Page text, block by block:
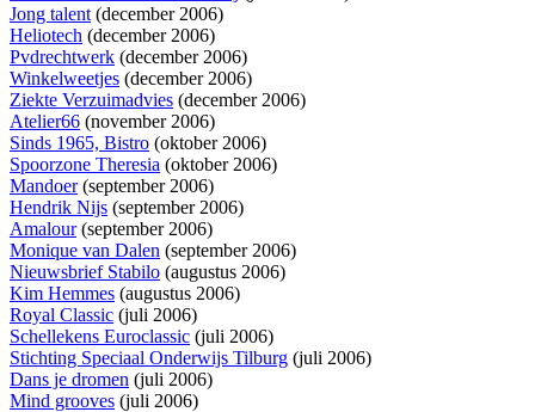
Jong talent(december 2006)
Heliotech (december 2006)
Pvdrechtwerk (december 2006)
Winkelweetjes (december 2006)
Ziekte Verzuimadvies (december 2006)
Atelier66 (november 2006)
Sinds 1965, Bistro (oktober 2006)
Spoorzone Theresia (oktober 2006)
Mandoer(september 2006)
Hendrik Nijs (september 2006)
Amalour(september 2006)
Monique van Dalen (september 2006)
Nieuwsbrief Stabilo (augustus 2006)
Kim Hemmes (augustus 2006)
Royal Classic (juli 2006)
Schellekens Euroclassic (juli 2006)
Stichting Speciaal Onderwijs Tilburg (juli 2006)
Dans je dromen (juli 2006)
Mind grooves (juli 2006)